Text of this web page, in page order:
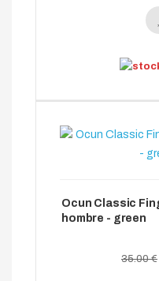
Ocun Classic
hombre - green
35.00 €